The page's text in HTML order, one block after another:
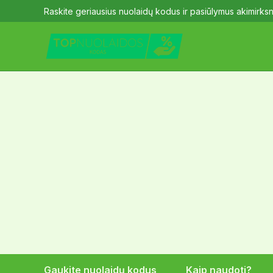
to
Raskite geriausius nuolaidų kodus ir pasiūlymus
Gaukite nuolaidų kodus Kaip naudoti?